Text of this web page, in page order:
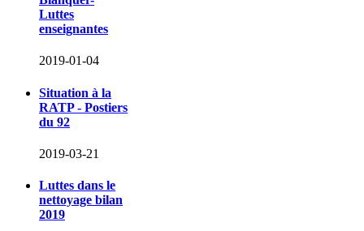
Luttes
enseignantes
2019-01-04
Situation à la
RATP - Postiers
du 92
2019-03-21
Luttes dans le
nettoyage bilan
2019